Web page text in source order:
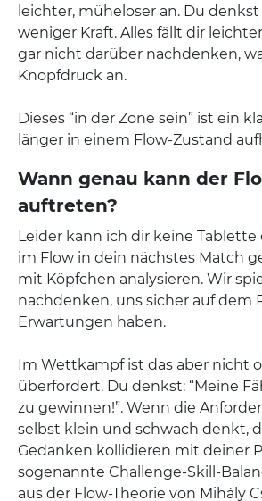
leichter, müheloser an. Du
weniger Kraft. Alles fällt dir
gar nicht darüber nachdenken,
Knopfdruck an.
Dieses “in der Zone sein” ist ein
länger in einem Flow-Zustand
Wann genau kann der
auftreten?
Leider kann ich dir keine
im Flow in dein nächstes Match
mit Köpfchen analysieren. Wir
nachdenken, uns sicher auf dem
Erwartungen haben.
Im Wettkampf ist das aber nicht
überfordert. Du denkst: “Meine
zu gewinnen!”. Wenn die
selbst klein und schwach denkt,
Gedanken kollidieren mit deiner
sogenannte Challenge-Skill-
aus der Flow-Theorie von Mihály